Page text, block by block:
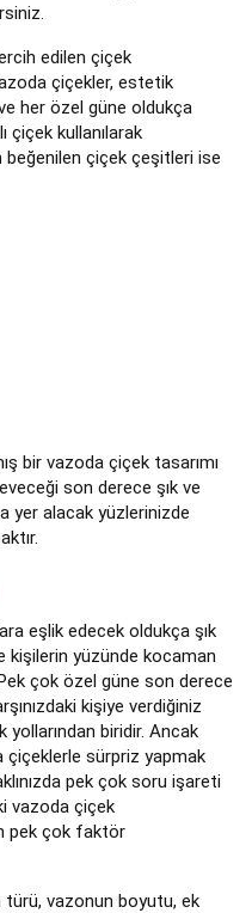
edilen çiçek
çiçekler, estetik
her özel güne oldukça
çiçek kullanılarak
beğenilen çiçek çeşitleri ise
bir vazoda çiçek tasarımı
son derece şık ve
yer alacak yüzlerinizde
eşlik edecek oldukça şık
kişilerin yüzünde kocaman
çok özel güne son derece
kişiye verdiğiniz
biridir. Ancak
sürpriz yapmak
pek çok soru işareti
vazoda çiçek
pek çok faktör
vazonun boyutu, ek